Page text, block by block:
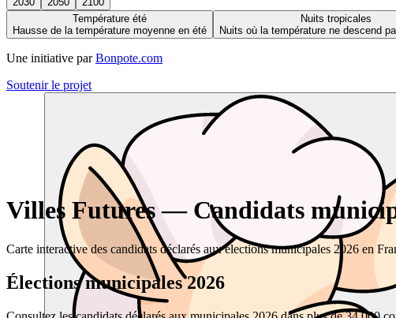
Température été
Hausse de la température moyenne en été
Nuits tropicales
Nuits où la température ne descend
Une initiative par Bonpote.com
Soutenir le projet
Villes Futures — Candidats
Carte interactive des candidats déclarés aux élections municipales 2026 en
Élections municipales 2026